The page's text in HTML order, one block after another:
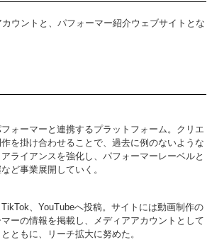
ウントと、パフォーマー紹介ウェブサイトとな
ォーマーと連携するプラットフォーム。クリエ
を掛け合わせることで、過去に例のないような
ライアンスを強化し、パフォーマーレーベルと
ど事業展開していく。
、YouTubeへ投稿。サイトには動画制作の
ーの情報を掲載し、メディアアカウントとして
ともに、リーチ拡大に努めた。